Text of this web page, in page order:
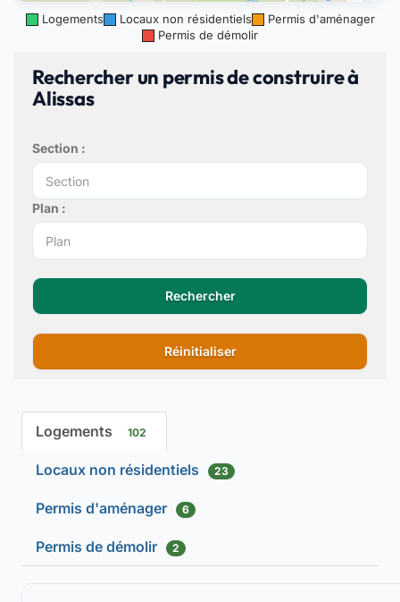
Logements
Locaux non résidentiels
Permis d'aménager
Permis de démolir
Rechercher un permis de construire à
Alissas
Section :
Plan :
Rechercher
Réinitialiser
Logements 102
Locaux non résidentiels 23
Permis d'aménager 6
Permis de démolir 2